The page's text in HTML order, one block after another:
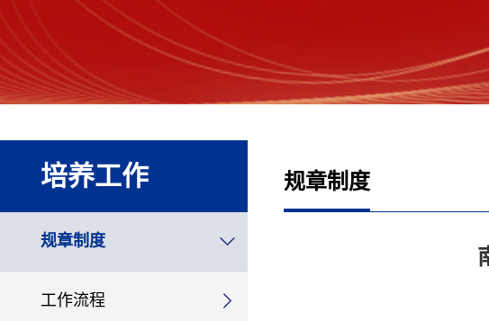
培养工作
规章制度
工作流程
规章制度